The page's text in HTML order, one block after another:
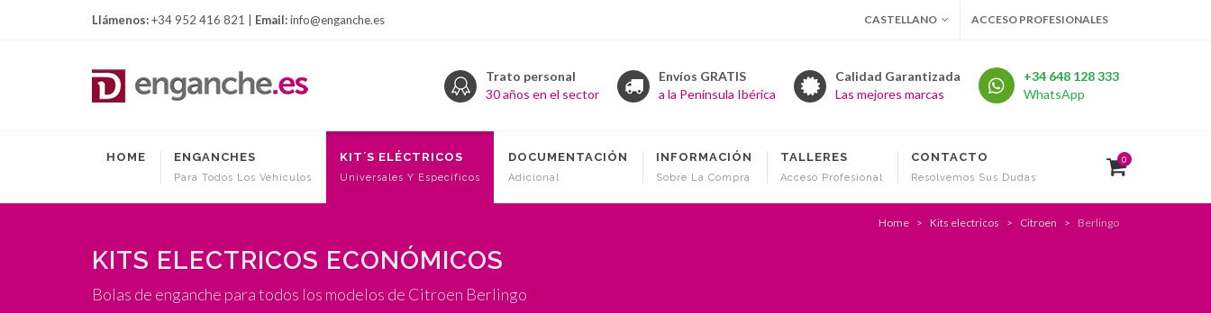
Llámenos:+34 952 416 821 | Email:info@enganche.es CASTELLANO ACCESO PROFESIONALES
Trato personal
30 años en el sector
Envíos GRATIS
a la Península Ibérica
Calidad Garantizada
Las mejores marcas
+34 648 128 333
WhatsApp
HOME ENGANCHES
Para Todos Los Vehículos
KIT´S ELÉCTRICOS
Universales Y Específicos
DOCUMENTACIÓN
Adicional
INFORMACIÓN
Sobre La Compra
TALLERES
Acceso Profesional
CONTACTO
Resolvemos Sus Dudas
0
KITS ELECTRICOS ECONÓMICOS
Bolas de enganche para todos los modelos de Citroen Berlingo
Home Kits electricos Citroen Berlingo